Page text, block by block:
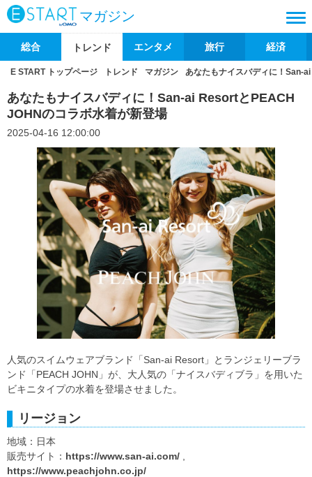
マガジン
総合 トレンド エンタメ 旅行 経済
E START トップページ トレンド マガジン あなたもナイスバディに！San-
あなたもナイスバディに！San-ai ResortとPEACH
JOHNのコラボ水着が新登場
2025-04-16 12:00:00
人気のスイムウェアブランド「San-ai Resort」とランジェリーブラ
ンド「PEACH JOHN」が、大人気の「ナイスバディブラ」を用いた
ビキニタイプの水着を登場させました。
リージョン
地域：日本
販売サイト： https://www.san-ai.com/
https://www.peachjohn.co.jp/